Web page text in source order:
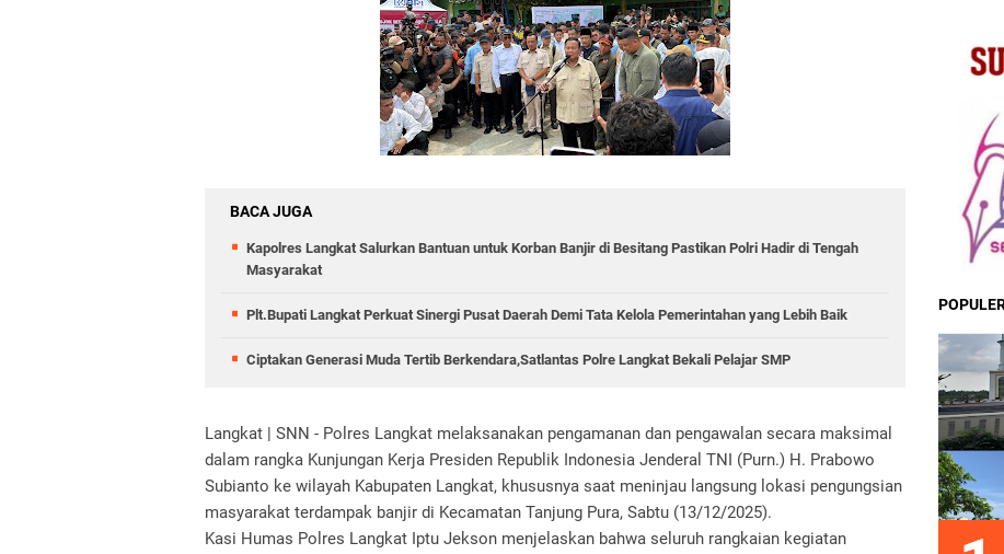
BACA JUGA
Kapolres Langkat Salurkan Bantuan untuk Korban Banjir di Besitang Pastikan Polri Hadir di Tengah
Masyarakat
Plt.Bupati Langkat Perkuat Sinergi Pusat Daerah Demi Tata Kelola Pemerintahan yang Lebih Baik
Ciptakan Generasi Muda Tertib Berkendara,Satlantas Polre Langkat Bekali Pelajar SMP
Langkat | SNN - Polres Langkat melaksanakan pengamanan dan pengawalan secara maksimal
dalam rangka Kunjungan Kerja Presiden Republik Indonesia Jenderal TNI (Purn.) H. Prabowo
Subianto ke wilayah Kabupaten Langkat, khususnya saat meninjau langsung lokasi pengungsian
masyarakat terdampak banjir di Kecamatan Tanjung Pura, Sabtu (13/12/2025).
Kasi Humas Polres Langkat Iptu Jekson menjelaskan bahwa seluruh rangkaian kegiatan